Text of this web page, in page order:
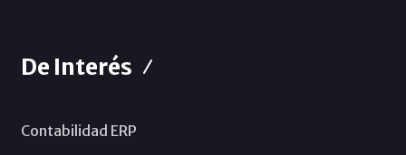
De Interés
Contabilidad ERP